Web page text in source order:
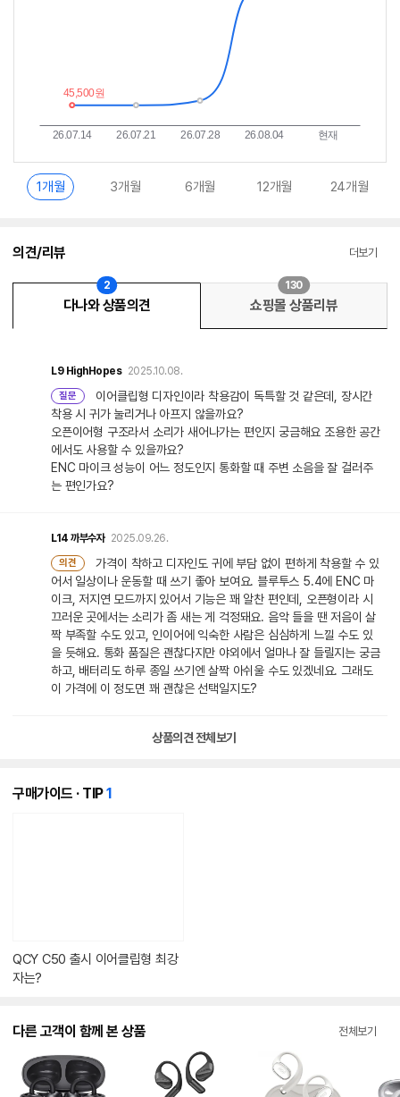
1개월 3개월 6개월 12개월 24개월
의견/리뷰 더보기
다나와 상품의견
2
쇼핑몰 상품리뷰
130
L9 HighHopes 2025.10.08.
질문
이어클립형 디자인이라 착용감이 독특할 것 같은데, 장시간
착용 시 귀가 눌리거나 아프지 않을까요?
오픈이어형 구조라서 소리가 새어나가는 편인지 궁금해요 조용한 공간
에서도 사용할 수 있을까요?
ENC 마이크 성능이 어느 정도인지 통화할 때 주변 소음을 잘 걸러주
는 편인가요?
L14 까부수자 2025.09.26.
의견
가격이 착하고 디자인도 귀에 부담 없이 편하게 착용할 수 있
어서 일상이나 운동할 때 쓰기 좋아 보여요. 블루투스 5.4에 ENC 마
이크, 저지연 모드까지 있어서 기능은 꽤 알찬 편인데, 오픈형이라 시
끄러운 곳에서는 소리가 좀 새는 게 걱정돼요. 음악 들을 땐 저음이 살
짝 부족할 수도 있고, 인이어에 익숙한 사람은 심심하게 느낄 수도 있
을 듯해요. 통화 품질은 괜찮다지만 야외에서 얼마나 잘 들릴지는 궁금
하고, 배터리도 하루 종일 쓰기엔 살짝 아쉬울 수도 있겠네요. 그래도
이 가격에 이 정도면 꽤 괜찮은 선택일지도?
상품의견 전체보기
구매가이드 · TIP1개
QCY C50 출시 이어클립형 최강
자는?
다른 고객이 함께 본 상품 전체보기